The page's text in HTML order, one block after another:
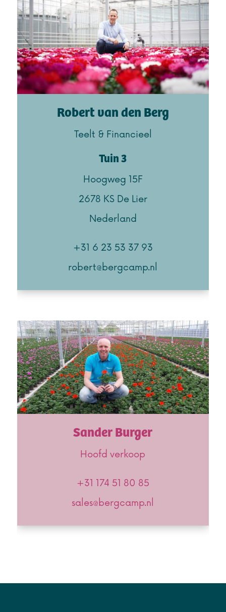
Robert van den Berg
Teelt & Financieel
Tuin 3
Hoogweg 15F
2678 KS De Lier
Nederland
+31 6 23 53 37 93
robert@bergcamp.nl
Sander Burger
Hoofd verkoop
+31 174 51 80 85
sales@bergcamp.nl